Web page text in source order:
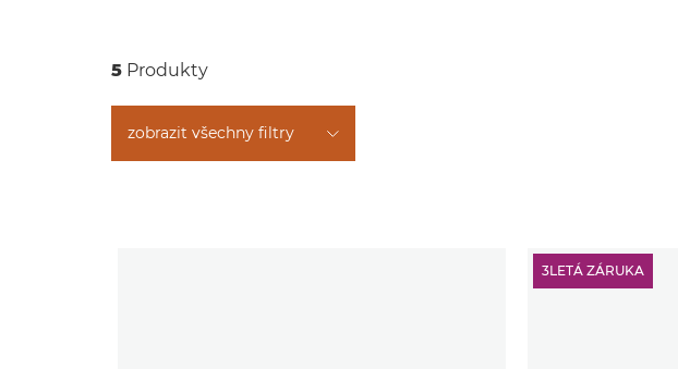
5 Produkty
zobrazit všechny filtry
3LETÁ ZÁRUKA